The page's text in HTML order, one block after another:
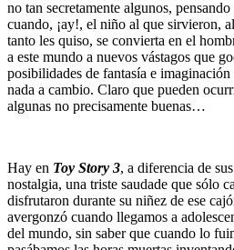
no tan secretamente algunos,
cuando, ¡ay!, el niño al que sirvieron,
tanto les quiso, se convierta en el
a este mundo a nuevos vástagos que
posibilidades de fantasía e
nada a cambio. Claro que pueden
algunas no precisamente buenas…
Hay en Toy Story 3, a diferencia de
nostalgia, una triste saudade que sólo
disfrutaron durante su niñez de ese
avergonzó cuando llegamos a
del mundo, sin saber que cuando lo